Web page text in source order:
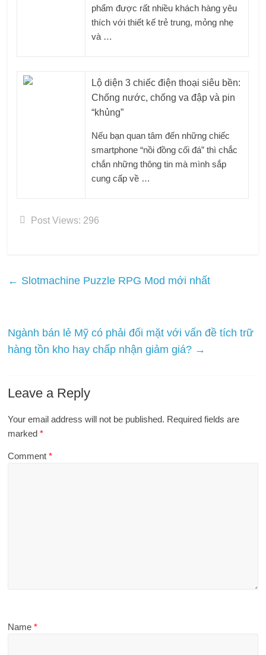
phẩm được rất nhiều khách hàng yêu
thích với thiết kế trẻ trung, mỏng nhẹ
và …
Lộ diện 3 chiếc điện thoại siêu bền:
Chống nước, chống va đập và pin
“khủng”
Nếu bạn quan tâm đến những chiếc
smartphone “nồi đồng cối đá” thì chắc
chắn những thông tin mà mình sắp
cung cấp về …
Post Views: 296
← Slotmachine Puzzle RPG Mod mới nhất
Ngành bán lẻ Mỹ có phải đối mặt với vấn đề tích trữ
hàng tồn kho hay chấp nhận giảm giá? →
Leave a Reply
Your email address will not be published. Required fields are
marked*
Comment*
Name*